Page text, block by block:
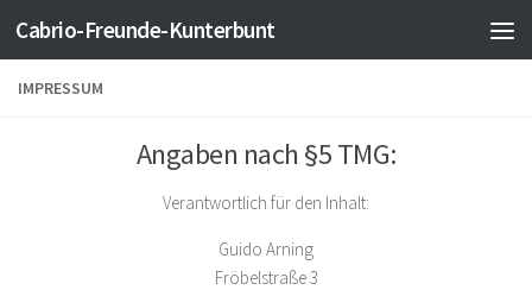
Zum Inhalt springen
Cabrio-Freunde-Kunterbunt
IMPRESSUM
Angaben nach §5 TMG:
Verantwortlich für den Inhalt:
Guido Arning
Fröbelstraße 3